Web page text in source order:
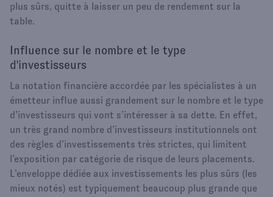
plus sûrs, quitte à laisser un peu de rendement sur la
table.
Influence sur le nombre et le type
d'investisseurs
La notation financière accordée par les spécialistes à un
émetteur influe aussi grandement sur le nombre et le type
d’investisseurs qui vont s’intéresser à sa dette. En effet,
un très grand nombre d’investisseurs institutionnels ont
des règles d’investissements très strictes, qui limitent
l’exposition par catégorie de risque de leurs placements.
L’enveloppe dédiée aux investissements les plus sûrs (les
mieux notés) est typiquement beaucoup plus grande que